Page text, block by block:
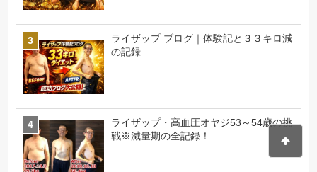
ライザップ ブログ｜体験記と３３キロ減
の記録
ライザップ・高血圧オヤジ53～54歳の挑
戦※減量期の全記録！